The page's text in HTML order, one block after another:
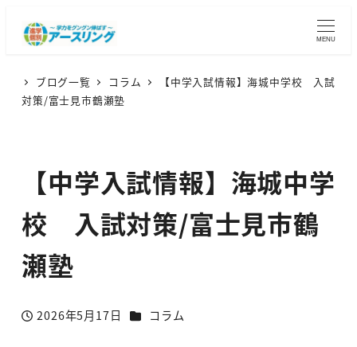
MENU
ブログ一覧 コラム
【中学入試情報】海城中学校 入試
対策/富士見市鶴瀬塾
【中学入試情報】海城中学
校 入試対策/富士見市鶴
瀬塾
投稿日
2026年5月17日 カテゴリー
コラム